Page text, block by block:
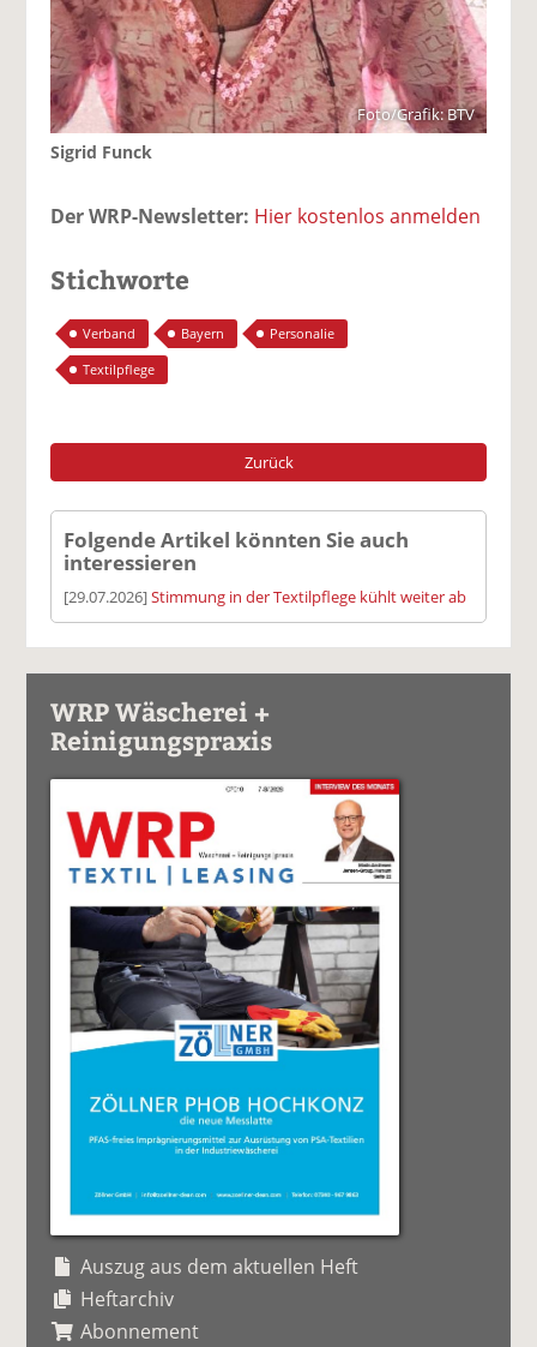
Foto/Grafik: BTV
Sigrid Funck
Der WRP-Newsletter: Hier kostenlos anmelden
Stichworte
Verband Bayern
Personalie
Textilpflege
Zurück
Folgende Artikel könnten Sie auch
interessieren
[29.07.2026]Stimmung in der Textilpflege kühlt weiter ab
WRP Wäscherei +
Reinigungspraxis
Auszug aus dem aktuellen Heft
Heftarchiv
Abonnement